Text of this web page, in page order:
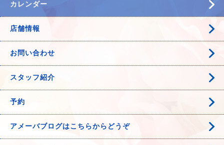
カレンダー
店舗情報
お問い合わせ
スタッフ紹介
予約
アメーバブログはこちらからどうぞ